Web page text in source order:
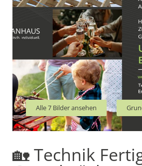
Alle 7 Bilder ansehen
🏡 Technik